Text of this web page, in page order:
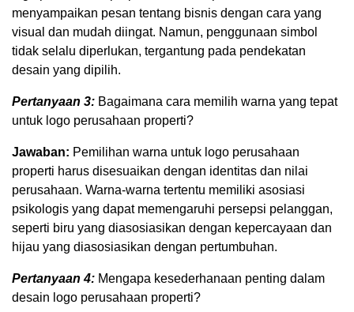
menyampaikan pesan tentang bisnis dengan cara yang
visual dan mudah diingat. Namun, penggunaan simbol
tidak selalu diperlukan, tergantung pada pendekatan
desain yang dipilih.
Pertanyaan 3: Bagaimana cara memilih warna yang tepat
untuk logo perusahaan properti?
Jawaban: Pemilihan warna untuk logo perusahaan
properti harus disesuaikan dengan identitas dan nilai
perusahaan. Warna-warna tertentu memiliki asosiasi
psikologis yang dapat memengaruhi persepsi pelanggan,
seperti biru yang diasosiasikan dengan kepercayaan dan
hijau yang diasosiasikan dengan pertumbuhan.
Pertanyaan 4: Mengapa kesederhanaan penting dalam
desain logo perusahaan properti?